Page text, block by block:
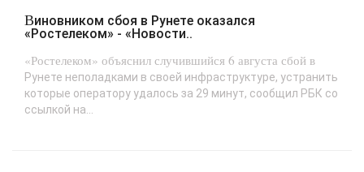
Виновником сбоя в Рунете оказался
«Ростелеком» - «Новости..
«Ростелеком» объяснил случившийся 6 августа сбой в
Рунете неполадками в своей инфраструктуре, устранить
которые оператору удалось за 29 минут, сообщил РБК со
ссылкой на...